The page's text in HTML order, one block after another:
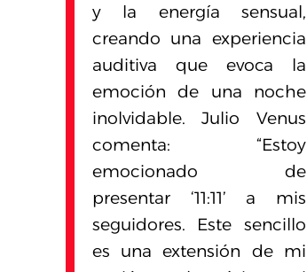
y la energía sensual,
creando una experiencia
auditiva que evoca la
emoción de una noche
inolvidable. Julio Venus
comenta: “Estoy
emocionado de
presentar ‘11:11’ a mis
seguidores. Este sencillo
es una extensión de mi